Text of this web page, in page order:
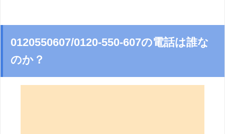
0120550607/0120-550-607の電話は誰な
のか？